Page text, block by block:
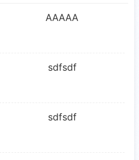
AAAAA
sdfsdf
sdfsdf